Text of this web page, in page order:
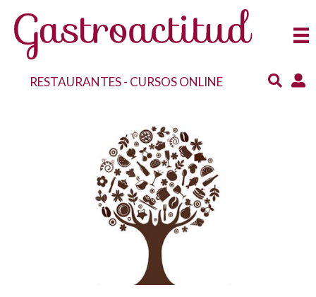
RESTAURANTES- CURSOS ONLINE